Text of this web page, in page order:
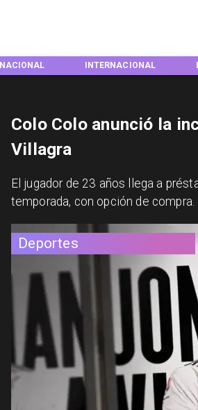
NACIONAL INTERNACIONAL
Deportes
Colo Colo anunció la
Villagra
​El jugador de 23 años llega a
temporada, con opción de